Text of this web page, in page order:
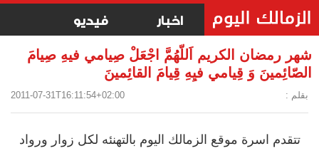
اخبار فيديو
شهر رمضان الكريم اَللّهُمَّ اجْعَلْ صِيامي فيهِ صِيامَ
الصّائِمينَ وَ قِيامي فيِهِ قِيامَ القائِمينَ
بقلم : 2011-07-31T16:11:54+02:00
تتقدم اسرة موقع الزمالك اليوم بالتهنئه لكل زوار ورواد